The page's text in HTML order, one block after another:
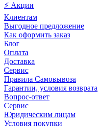
⚡ Акции
Клиентам
Выгодное предложение
Как оформить заказ
Блог
Оплата
Доставка
Сервис
Правила Самовывоза
Гарантии, условия возврата
Вопрос-ответ
Сервис
Юридическим лицам
Условия покупки